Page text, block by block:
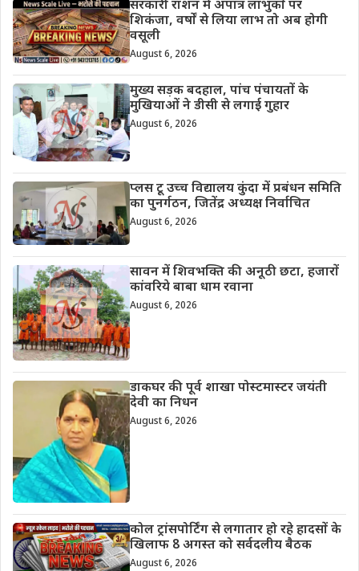
सरकारी राशन में अपात्र लाभुकों पर
शिकंजा, वर्षों से लिया लाभ तो अब होगी
वसूली
August 6, 2026
मुख्य सड़क बदहाल, पांच पंचायतों के
मुखियाओं ने डीसी से लगाई गुहार
August 6, 2026
प्लस टू उच्च विद्यालय कुंदा में प्रबंधन समिति
का पुनर्गठन, जितेंद्र अध्यक्ष निर्वाचित
August 6, 2026
सावन में शिवभक्ति की अनूठी छटा, हजारों
कांवरिये बाबा धाम रवाना
August 6, 2026
डाकघर की पूर्व शाखा पोस्टमास्टर जयंती
देवी का निधन
August 6, 2026
कोल ट्रांसपोर्टिंग से लगातार हो रहे हादसों के
खिलाफ 8 अगस्त को सर्वदलीय बैठक
August 6, 2026